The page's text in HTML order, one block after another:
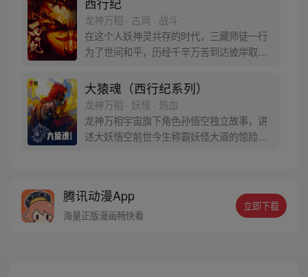
龙神万相 · 古风 · 战斗
在这个人妖神灵共存的时代，三藏师徒一行
为了世间和平，历经千辛万苦到达彼岸取
变得美好….随着阴谋慢慢揭露，暗魂四起,
为了让“永恒之火”重新归位，小狼妖白狼不
辞万难，找到唐三藏大法师，和他一起重新
寻回徒弟们，组成全新“西行小队”，再度踏
上西行之旅……
大猿魂（西行纪系列）
龙神万相 · 妖怪 · 热血
龙神万相宇宙旗下角色孙悟空独立故事，讲
述大妖悟空前世今生称霸妖怪大道的惊险历
人…六十年后，他再次破石而出，背负着守
护族人的希望和信念打败了妖怪大道的霸
腾讯动漫App
海量正版漫画畅快看
立即下载